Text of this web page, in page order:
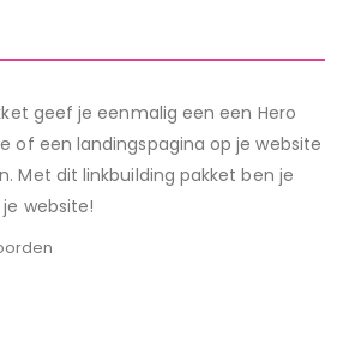
geef je eenmalig een een Hero
of een landingspagina op je website
Met dit linkbuilding pakket ben je
website!